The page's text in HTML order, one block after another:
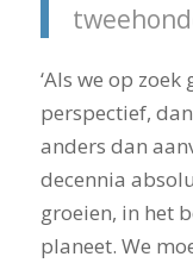
‘Als we op
perspectief,
anders dan
decennia
groeien, in het
planeet. We